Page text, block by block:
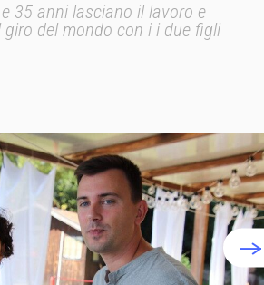
35 anni lasciano il lavoro e
del mondo con i i due figli